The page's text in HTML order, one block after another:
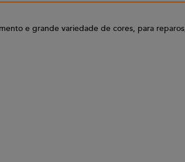
e grande variedade de cores, para